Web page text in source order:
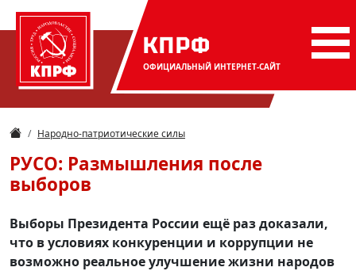
КПРФ
ОФИЦИАЛЬНЫЙ ИНТЕРНЕТ-САЙТ
Народно-патриотические силы
РУСО: Размышления после
выборов
Выборы Президента России ещё раз доказали,
что в условиях конкуренции и коррупции не
возможно реальное улучшение жизни народов